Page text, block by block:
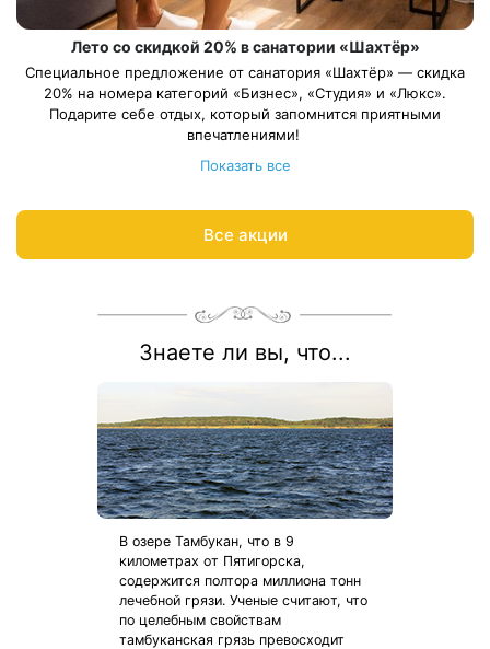
Лето со скидкой 20% в санатории «Шахтёр»
Специальное предложение от санатория «Шахтёр» — скидка
20% на номера категорий «Бизнес», «Студия» и «Люкс».
Подарите себе отдых, который запомнится приятными
впечатлениями!
Длительность путёвки — от 12 суток. Весь период проживания
должен пройти в период: 11 июня – 31 августа 2026 года.
Показать все
Все акции
Знаете ли вы, что...
В озере Тамбукан, что в 9
километрах от Пятигорска,
содержится полтора миллиона тонн
лечебной грязи. Ученые считают, что
по целебным свойствам
тамбуканская грязь превосходит